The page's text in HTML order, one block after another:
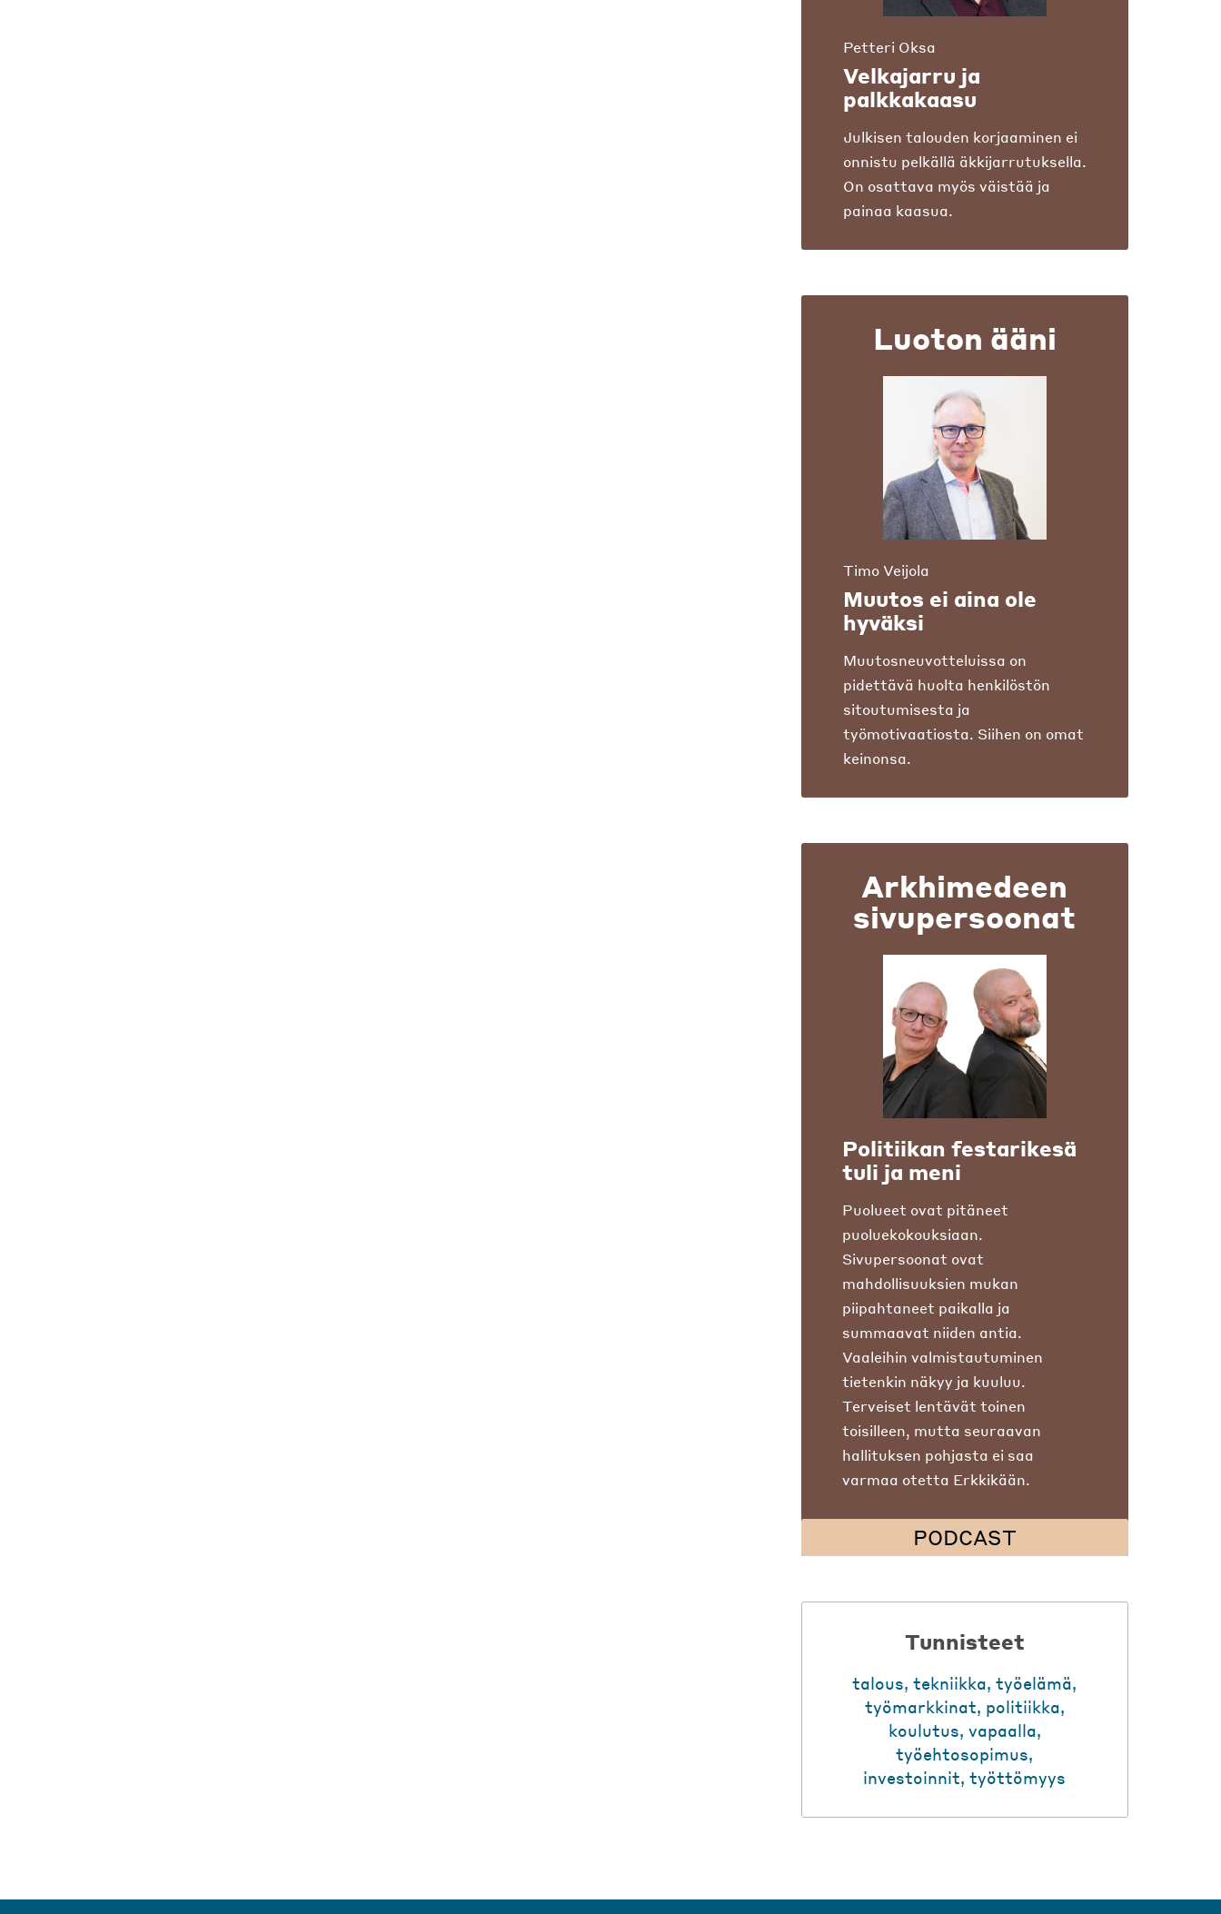
Petteri Oksa
Velkajarru ja
palkkakaasu
Julkisen talouden korjaaminen ei
onnistu pelkällä äkkijarrutuksella.
On osattava myös väistää ja
painaa kaasua.
Luoton ääni
Timo Veijola
Muutos ei aina ole
hyväksi
Muutosneuvotteluissa on
pidettävä huolta henkilöstön
sitoutumisesta ja
työmotivaatiosta. Siihen on omat
keinonsa.
Arkhimedeen
sivupersoonat
Politiikan festarikesä
tuli ja meni
Puolueet ovat pitäneet
puoluekokouksiaan.
Sivupersoonat ovat
mahdollisuuksien mukan
piipahtaneet paikalla ja
summaavat niiden antia.
Vaaleihin valmistautuminen
tietenkin näkyy ja kuuluu.
Terveiset lentävät toinen
toisilleen, mutta seuraavan
hallituksen pohjasta ei saa
varmaa otetta Erkkikään.
PODCAST
Tunnisteet
talous,tekniikka,työelämä,
työmarkkinat, politiikka,
koulutus, vapaalla,
työehtosopimus,
investoinnit,työttömyys